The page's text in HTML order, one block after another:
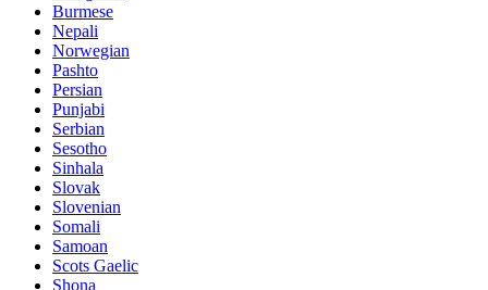
Burmese
Nepali
Norwegian
Pashto
Persian
Punjabi
Serbian
Sesotho
Sinhala
Slovak
Slovenian
Somali
Samoan
Scots Gaelic
Shona